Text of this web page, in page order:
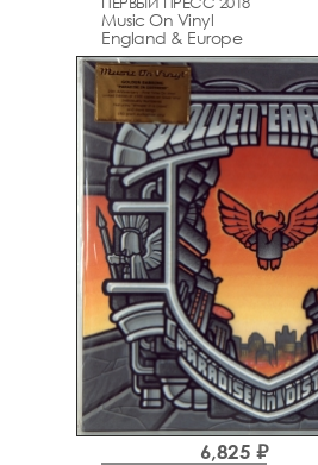
Music On Vinyl
England & Europe
6,825 ₽